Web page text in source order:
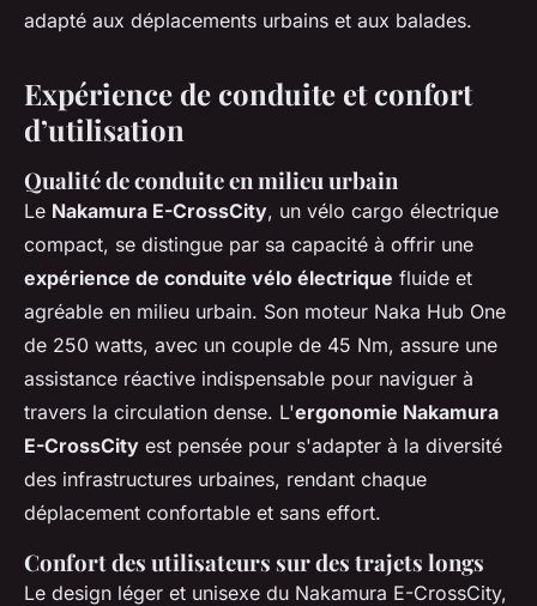
adapté aux déplacements urbains et aux balades.
Expérience de conduite et confort
d’utilisation
Qualité de conduite en milieu urbain
Le Nakamura E-CrossCity, un vélo cargo électrique
compact, se distingue par sa capacité à offrir une
expérience de conduite vélo électrique fluide et
agréable en milieu urbain. Son moteur Naka Hub One
de 250 watts, avec un couple de 45 Nm, assure une
assistance réactive indispensable pour naviguer à
travers la circulation dense. L'ergonomie Nakamura
E-CrossCity est pensée pour s'adapter à la diversité
des infrastructures urbaines, rendant chaque
déplacement confortable et sans effort.
Confort des utilisateurs sur des trajets longs
Le design léger et unisexe du Nakamura E-CrossCity,